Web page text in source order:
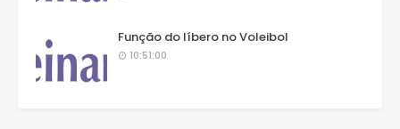
Função do líbero no Voleibol
10:51:00